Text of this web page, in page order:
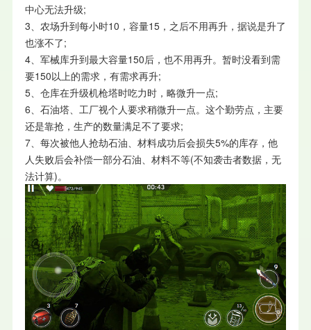
中心无法升级;
3、农场升到每小时10，容量15，之后不用再升，据说是升了
也涨不了;
4、军械库升到最大容量150后，也不用再升。暂时没看到需
要150以上的需求，有需求再升;
5、仓库在升级机枪塔时吃力时，略微升一点;
6、石油塔、工厂视个人要求稍微升一点。这个勤劳点，主要
还是靠抢，生产的数量满足不了要求;
7、每次被他人抢劫石油、材料成功后会损失5%的库存，他
人失败后会补偿一部分石油、材料不等(不知袭击者数据，无
法计算)。